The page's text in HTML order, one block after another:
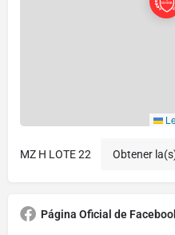
MZ H LOTE 22 Obtener
Página Oficial de